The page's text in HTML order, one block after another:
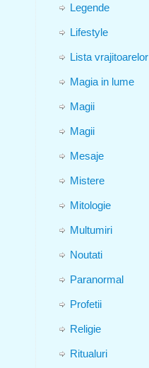
Legende
Lifestyle
Lista vrajitoarelor
Magia in lume
Magii
Magii
Mesaje
Mistere
Mitologie
Multumiri
Noutati
Paranormal
Profetii
Religie
Ritualuri